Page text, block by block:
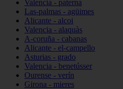
Valencia - paterna
Las-palmas - agüimes
Alicante - alcoi
Valencia - alaquàs
A-coruña - cabanas
Alicante - el-campello
Asturias - grado
Valencia - benetússer
Ourense - verín
Girona - mieres